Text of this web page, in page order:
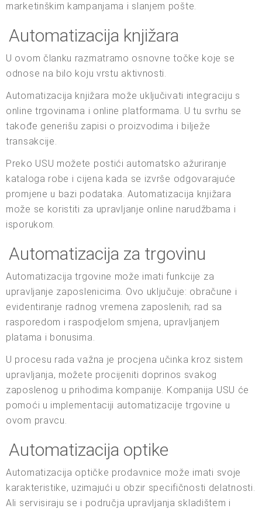
marketinškim kampanjama i slanjem pošte.
Automatizacija knjižara
U ovom članku razmatramo osnovne točke koje se
odnose na bilo koju vrstu aktivnosti.
Automatizacija knjižara može uključivati integraciju s
online trgovinama i online platformama. U tu svrhu se
takođe generišu zapisi o proizvodima i bilježe
transakcije.
Preko USU možete postići automatsko ažuriranje
kataloga robe i cijena kada se izvrše odgovarajuće
promjene u bazi podataka. Automatizacija knjižara
može se koristiti za upravljanje online narudžbama i
isporukom.
Automatizacija za trgovinu
Automatizacija trgovine može imati funkcije za
upravljanje zaposlenicima. Ovo uključuje: obračune i
evidentiranje radnog vremena zaposlenih; rad sa
rasporedom i raspodjelom smjena, upravljanjem
platama i bonusima.
U procesu rada važna je procjena učinka kroz sistem
upravljanja, možete procijeniti doprinos svakog
zaposlenog u prihodima kompanije. Kompanija USU će
pomoći u implementaciji automatizacije trgovine u
ovom pravcu.
Automatizacija optike
Automatizacija optičke prodavnice može imati svoje
karakteristike, uzimajući u obzir specifičnosti delatnosti.
Ali servisiraju se i područja upravljanja skladištem i